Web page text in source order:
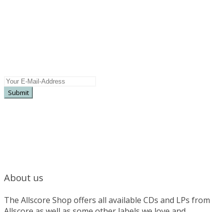
About us
The Allscore Shop offers all available CDs and LPs from